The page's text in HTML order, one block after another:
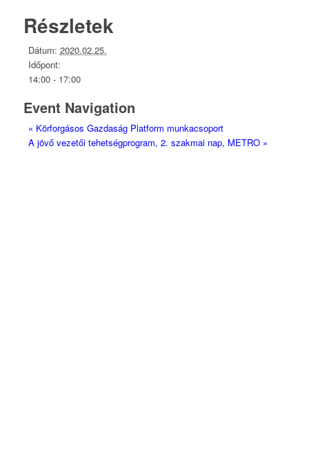
Részletek
Dátum: 2020.02.25.
Időpont:
14:00 - 17:00
Event Navigation
« Körforgásos Gazdaság Platform munkacsoport
A jövő vezetői tehetségprogram, 2. szakmai nap, METRO »